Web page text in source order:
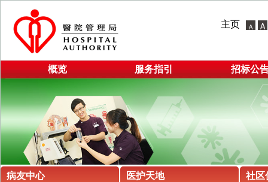
主页
概览 服务指引 招标公
病友中心 医护天地 社区